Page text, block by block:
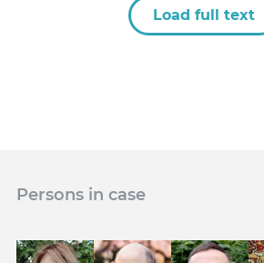
Load full text
Persons in case